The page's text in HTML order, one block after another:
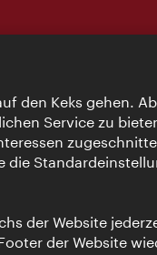
den Keks gehen.
Service zu
die
der Website
der Website